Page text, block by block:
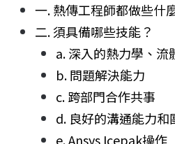
一. 熱傳工程師都做些什
二. 須具備哪些技能？
a. 深入的熱力學、
b. 問題解決能力
c. 跨部門合作共事
d. 良好的溝通能力和
e. Ansys Icepak操作